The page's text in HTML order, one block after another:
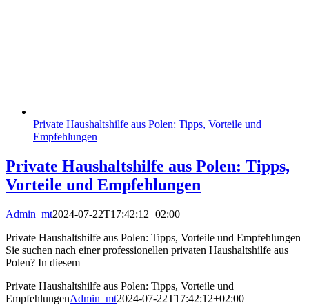
Private Haushaltshilfe aus Polen: Tipps, Vorteile und
Empfehlungen
Private Haushaltshilfe aus Polen: Tipps,
Vorteile und Empfehlungen
Admin_mt2024-07-22T17:42:12+02:00
Private Haushaltshilfe aus Polen: Tipps, Vorteile und Empfehlungen
Sie suchen nach einer professionellen privaten Haushaltshilfe aus
Polen? In diesem
Private Haushaltshilfe aus Polen: Tipps, Vorteile und
EmpfehlungenAdmin_mt2024-07-22T17:42:12+02:00